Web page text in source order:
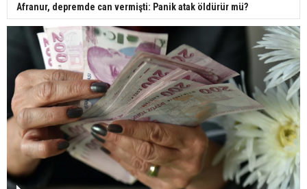
Afranur, depremde can vermişti: Panik atak öldürür mü?